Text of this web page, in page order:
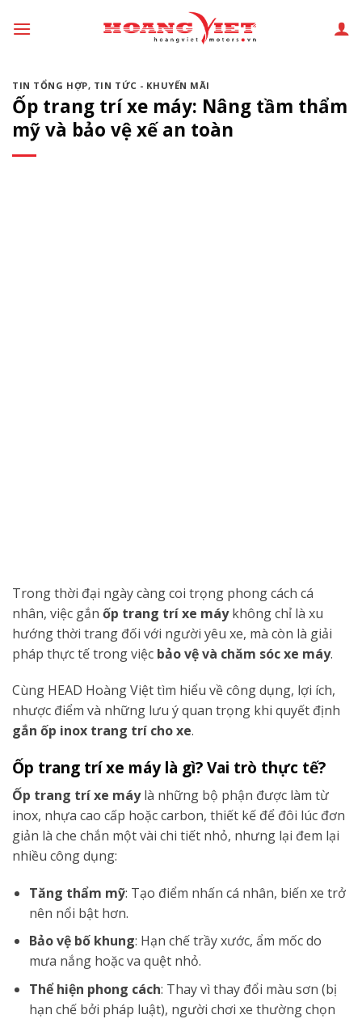
đến
dungTIN TỔNG HỢP, TIN TỨC - KHUYẾN MÃI
Ốp trang trí xe máy: Nâng tầm thẩm
mỹ và bảo vệ xế an toàn
Trong thời đại ngày càng coi trọng phong cách cá
nhân, việc gắn ốp trang trí xe máykhông chỉ là xu
hướng thời trang đối với người yêu xe, mà còn là giải
pháp thực tế trong việc bảo vệ và chăm sóc xe máy.
Cùng HEAD Hoàng Việt tìm hiểu về công dụng, lợi ích,
nhược điểm và những lưu ý quan trọng khi quyết định
gắn ốp inox trang trí cho xe.
Ốp trang trí xe máy là gì? Vai trò thực tế?
Ốp trang trí xe máylà những bộ phận được làm từ
inox, nhựa cao cấp hoặc carbon, thiết kế để đôi lúc đơn
giản là che chắn một vài chi tiết nhỏ, nhưng lại đem lại
nhiều công dụng:
Tăng thẩm mỹ: Tạo điểm nhấn cá nhân, biến xe trở
nên nổi bật hơn.
Bảo vệ bố khung: Hạn chế trầy xước, ẩm mốc do
mưa nắng hoặc va quệt nhỏ.
Thể hiện phong cách: Thay vì thay đổi màu sơn (bị
hạn chế bởi pháp luật), người chơi xe thường chọn